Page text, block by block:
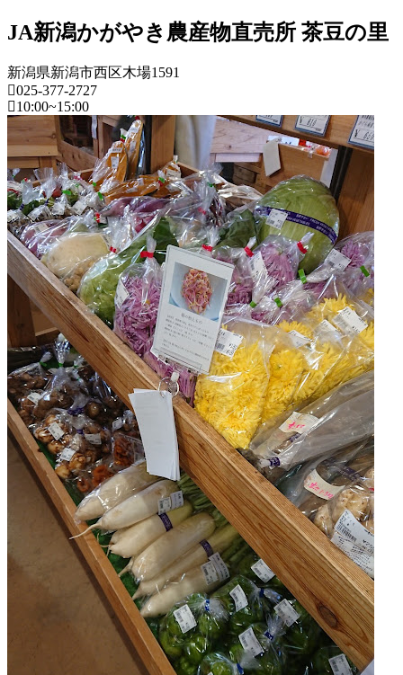
8
18
日
2022
年
月
20
日
直
売
所
ね
っ
と
JA新潟かがやき農産物直売所 茶豆の里
新潟県新潟市西区木場1591
025-377-2727
10:00~15:00
新
潟
県
フ
ァ
ー
マ
ー
ー
ッ
ト
2022
年
8
8
売
所